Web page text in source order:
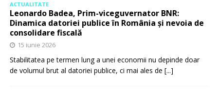
ACTUALITATE
Leonardo Badea, Prim-viceguvernator BNR:
Dinamica datoriei publice în România și nevoia de
consolidare fiscală
15 iunie 2026
Stabilitatea pe termen lung a unei economii nu depinde doar
de volumul brut al datoriei publice, ci mai ales de [...]